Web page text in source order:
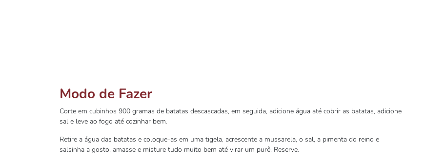
Modo de Fazer
Corte em cubinhos 900 gramas de batatas descascadas, em seguida, adicione água até cobrir as batatas, adicione
sal e leve ao fogo até cozinhar bem.
Retire a água das batatas e coloque-as em uma tigela, acrescente a mussarela, o sal, a pimenta do reino e
salsinha a gosto, amasse e misture tudo muito bem até virar um purê. Reserve.